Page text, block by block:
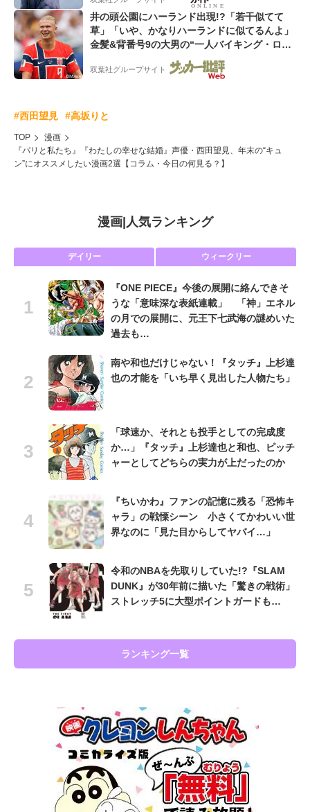
井の頭公園にハーランド出現!?「若干似てて
草」「いや、かなりハーランドに似てるんよ」
金髪&背番号9の大男の“一人バイキング・ロ
ー”映像が話題!「元気をもらった」
双葉社グループサイト
#西田望見 #高坂りと
TOP
漫画
『パリと私たち』『わたしの幸せな結婚』声優・西田望見、年末の“キュ
ン”にオススメしたい漫画2選【コラム・今日の何見る？】
漫画| 人気ランキング
デイリー ウィークリー
『ONE PIECE』今後の展開に絡んできそ
うな「意味深な表紙連載」 「神」エネル
の月での展開に、元王下七武海の謎めいた
過去も…
南や和也だけじゃない！『タッチ』上杉達
也の才能を「いち早く見出した人物たち」
「球速か、それとも投手としての完成度
か…」『タッチ』上杉達也と和也、ピッチ
ャーとしてどちらの実力が上だったのか
『ちいかわ』ファンの記憶に残る「恐怖キ
ャラ」の戦慄シーン 小さくてかわいい世
界なのに「見た目からしてヤバイ…」
令和のNBAを先取りしていた!?『SLAM
DUNK』が30年前に描いた「驚きの戦術」
ストレッチ5に大型ポイントガードも…
ランキング一覧